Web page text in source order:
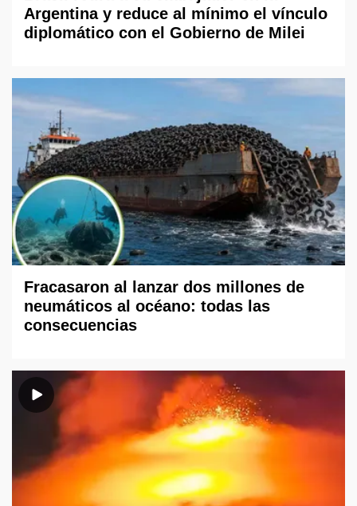
Argentina y reduce al mínimo el vínculo
diplomático con el Gobierno de Milei
Fracasaron al lanzar dos millones de
neumáticos al océano: todas las
consecuencias